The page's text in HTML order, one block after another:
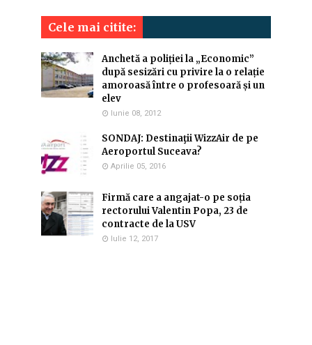
Cele mai citite:
Anchetă a poliției la „Economic”
după sesizări cu privire la o relație
amoroasă între o profesoară și un
elev
Iunie 08, 2012
SONDAJ: Destinaţii WizzAir de pe
Aeroportul Suceava?
Aprilie 05, 2016
Firmă care a angajat-o pe soția
rectorului Valentin Popa, 23 de
contracte de la USV
Iulie 12, 2017